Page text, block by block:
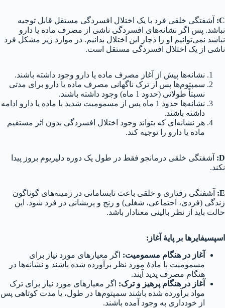
C:
آشفتگی خلقی فرد با یک اختلال افسردگی مستقل قابل توجیه
نباشد. پس اگر نشانه‌های افسردگی ناشی از مصرف ماده یا دارو
نباشد نمی‌توانیم او را دچار این اختلال بدانیم. در موارد زیر مشکل فرد
ناشی از یک اختلال افسردگی مستقل است.
نشانه‌ها پیش از آغاز مصرف ماده یا دارو وجود داشته باشند.
سمپتوم‌ها پس از ترک ناگهانی مصرف ماده یا دارو برای مدتی
نسبتاً طولانی (حدود 1 ماه) وجود داشته باشند.
نشانه‌ها حدود 1 ماه پس از مسمومیت شدید با ماده یا دارو ادامه
داشته باشند.
هر نشانه‌ای که بتواند وجود اختلال افسردگی بدون اثر مستقیم
ماده یا دارو را توجیه کند.
D:
آشفتگی خلقی درمانجو فقط در طول یک دوره دلیریوم بروز پیدا
نکند.
E:‌
آشفتگی رفتاری و خلقی باعث نابسامانی در زمینه‌های گوناگون
زندگی (فردی، اجتماعی، شغلی) و رنج و پریشانی در فرد شود. این
حالت باید از نظر بالینی معنادار باشد.
اسپسیفایرها بر پایهٔ آغاز:
آغاز در هنگام مسمومیت: اگر معیارهای مورد نیاز برای
مسمومیت با مادهٔ مورد نظر برآورده شده باشند و نشانه‌ها در
هنگام مصرف پدید آیند.
آغاز در هنگام پرهیز و ترک: اگر معیارهای مورد نیاز برای ترک
مواد برآورده شده باشند سمپتوم‌ها در طول، یا مدت کوتاهی پس
از خودداری به وجود آمده باشند.